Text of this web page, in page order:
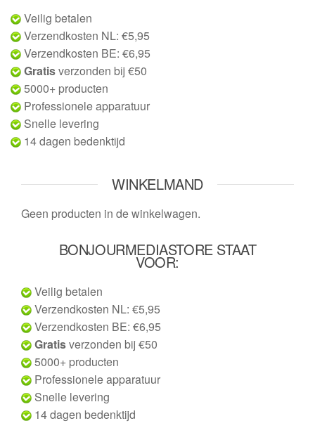
Veilig betalen
Verzendkosten NL: €5,95
Verzendkosten BE: €6,95
Gratisverzonden bij €50
5000+ producten
Professionele apparatuur
Snelle levering
14 dagen bedenktijd
WINKELMAND
Geen producten in de winkelwagen.
BONJOURMEDIASTORE STAAT
VOOR:
Veilig betalen
Verzendkosten NL: €5,95
Verzendkosten BE: €6,95
Gratisverzonden bij €50
5000+ producten
Professionele apparatuur
Snelle levering
14 dagen bedenktijd